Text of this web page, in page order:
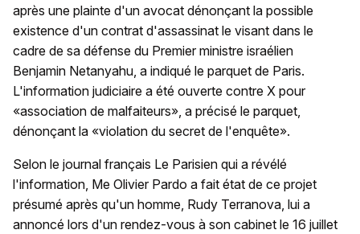
après une plainte d'un avocat dénonçant la possible
existence d'un contrat d'assassinat le visant dans le
cadre de sa défense du Premier ministre israélien
Benjamin Netanyahu, a indiqué le parquet de Paris.
L'information judiciaire a été ouverte contre X pour
«association de malfaiteurs», a précisé le parquet,
dénonçant la «violation du secret de l'enquête».
Selon le journal français Le Parisien qui a révélé
l'information, Me Olivier Pardo a fait état de ce projet
présumé après qu'un homme, Rudy Terranova, lui a
annoncé lors d'un rendez-vous à son cabinet le 16 juillet